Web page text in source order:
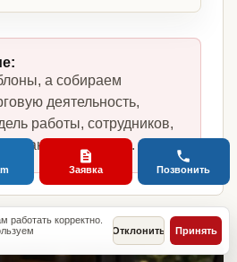
а собираем
деятельность,
работы, сотрудников,
по России.
работать корректно.
Отклонить Принять
Заявка Позвонить